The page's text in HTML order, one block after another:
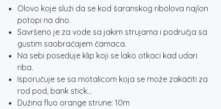
Olovo koje služi da se kod šaranskog ribolova najlon
potopi na dno.
Savršeno je za vode sa jakim strujama i područja sa
gustim saobraćajem čamaca.
Na sebi poseduje klip koji se lako otkaci kad udari
riba.
Isporučuje se sa motalicom koja se može zakačiti za
rod pod, bank stick…
Dužina fluo orange strune: 10m